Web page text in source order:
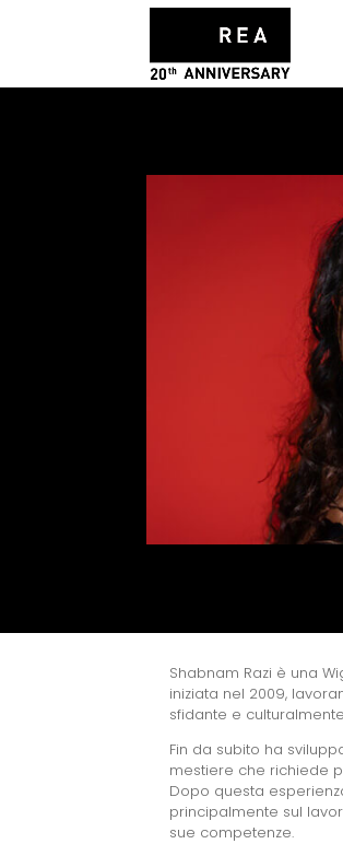
Shabnam Razi è una
iniziata nel 2009,
sfidante e
Fin da subito ha
mestiere che richiede
Dopo questa
principalmente sul
sue competenze.